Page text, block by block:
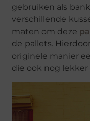
gebruiken als
verschillende
maten om deze
de pallets.
originele manier
die ook nog lekker